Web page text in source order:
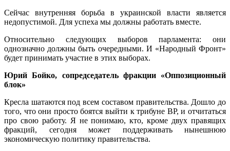
Сейчас внутренняя борьба в украинской власти является
недопустимой. Для успеха мы должны работать вместе.
Относительно следующих выборов парламента: они
однозначно должны быть очередными. И «Народный Фронт»
будет принимать участие в этих выборах.
Юрий Бойко, сопредседатель фракции «Оппозиционный
блок»
Кресла шатаются под всем составом правительства. Дошло до
того, что они просто боятся выйти к трибуне ВР, и отчитаться
про свою работу. Я не понимаю, кто, кроме двух правящих
фракций, сегодня может поддерживать нынешнюю
экономическую политику правительства.